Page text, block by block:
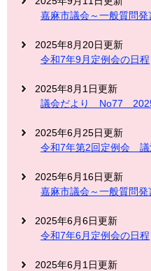
嘉麻市議会～一般質問
2025年8月20日更新
令和7年9月定例会の日程
2025年8月1日更新
議会だより No77
2025年6月25日更新
令和7年第2回定例会 議
2025年6月16日更新
嘉麻市議会～一般質問
2025年6月6日更新
令和7年6月定例会の日程
2025年6月1日更新